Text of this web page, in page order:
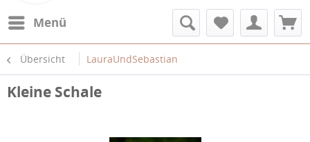
Menü
Übersicht LauraUndSebastian
Kleine Schale